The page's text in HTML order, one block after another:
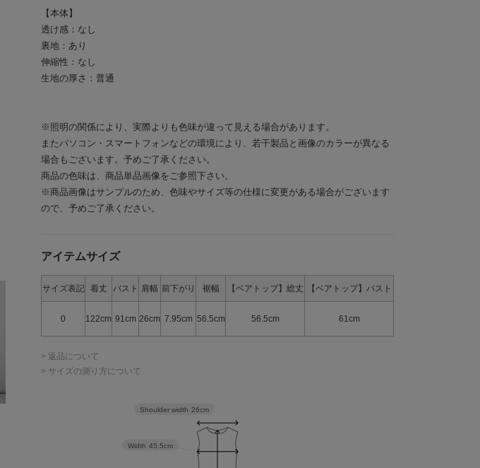
【本体】
透け感：なし
裏地：あり
伸縮性：なし
生地の厚さ：普通
※照明の関係により、実際よりも色味が違って見える場合があります。
またパソコン・スマートフォンなどの環境により、若干製品と画像のカラーが異なる
場合もございます。予めご了承ください。
商品の色味は、商品単品画像をご参照下さい。
※商品画像はサンプルのため、色味やサイズ等の仕様に変更がある場合がございます
ので、予めご了承ください。
アイテムサイズ
サイズ表記 着丈 バスト 肩幅 前下がり 裾幅 【ベアトップ】総丈 【ベアトップ】バスト
0 122cm 91cm 26cm 7.95cm 56.5cm 56.5cm 61cm
> 返品について
> サイズの測り方について
Width 45.5cm
Shoulder width 26cm